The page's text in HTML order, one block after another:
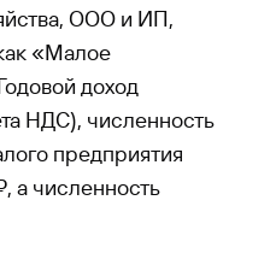
ООО и ИП,
«Малое
доход
НДС), численность
предприятия
а численность